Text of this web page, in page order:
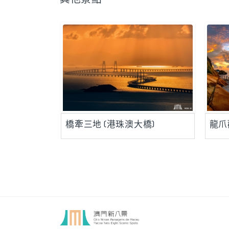
橋牽三地 (港珠澳大橋) 龍